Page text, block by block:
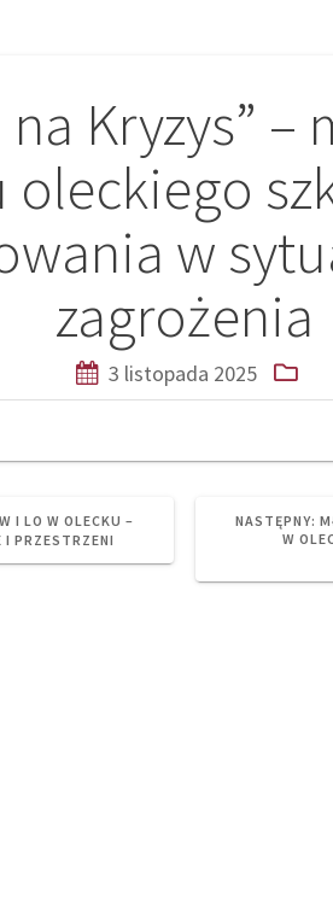
Kryzys” –
w
zagrożenia
3 listopada 2025
I LO W OLECKU –
I PRZESTRZENI
NASTĘPNY:
W